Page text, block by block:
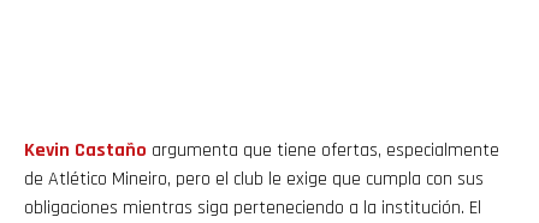
Kevin Castaño argumenta que tiene ofertas, especialmente
de Atlético Mineiro, pero el club le exige que cumpla con sus
obligaciones mientras siga perteneciendo a la institución. El